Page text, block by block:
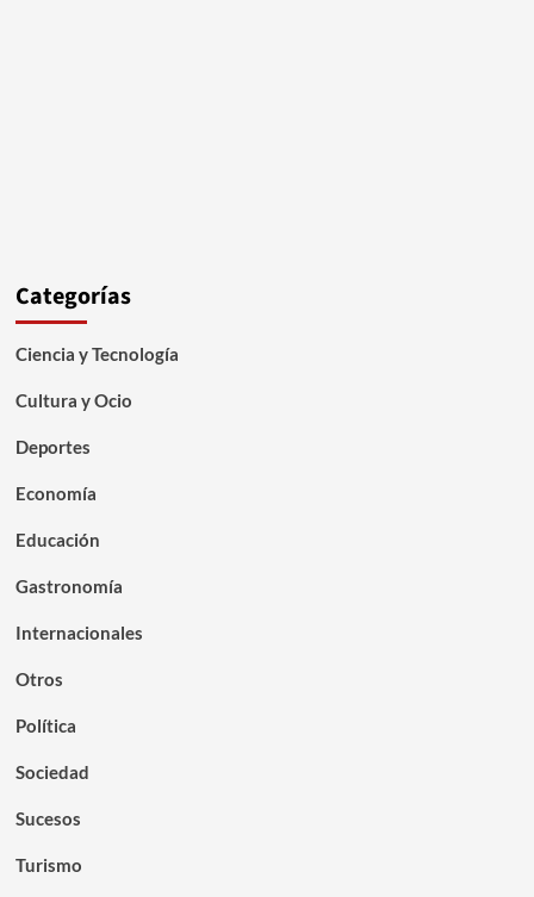
Categorías
Ciencia y Tecnología
Cultura y Ocio
Deportes
Economía
Educación
Gastronomía
Internacionales
Otros
Política
Sociedad
Sucesos
Turismo